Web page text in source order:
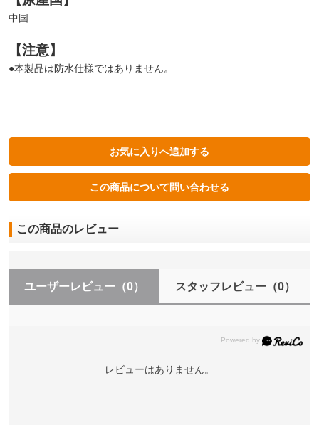
中国
【注意】
●本製品は防水仕様ではありません。
この商品のレビュー
ユーザーレビュー （0） スタッフレビュー（0）
レビューはありません。